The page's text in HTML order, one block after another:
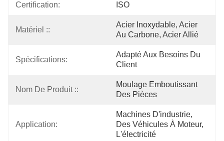
Certification: ISO
Matériel ::
Acier Inoxydable, Acier
Au Carbone, Acier Allié
Spécifications:
Adapté Aux Besoins Du
Client
Nom De Produit ::
Moulage Emboutissant
Des Pièces
Application:
Machines D'industrie,
Des Véhicules À Moteur,
L'électricité